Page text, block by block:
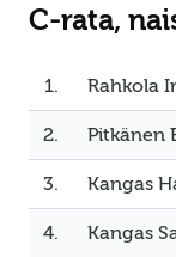
C-rata,
1. Rahkola
2. Pitkänen
3. Kangas
4. Kangas